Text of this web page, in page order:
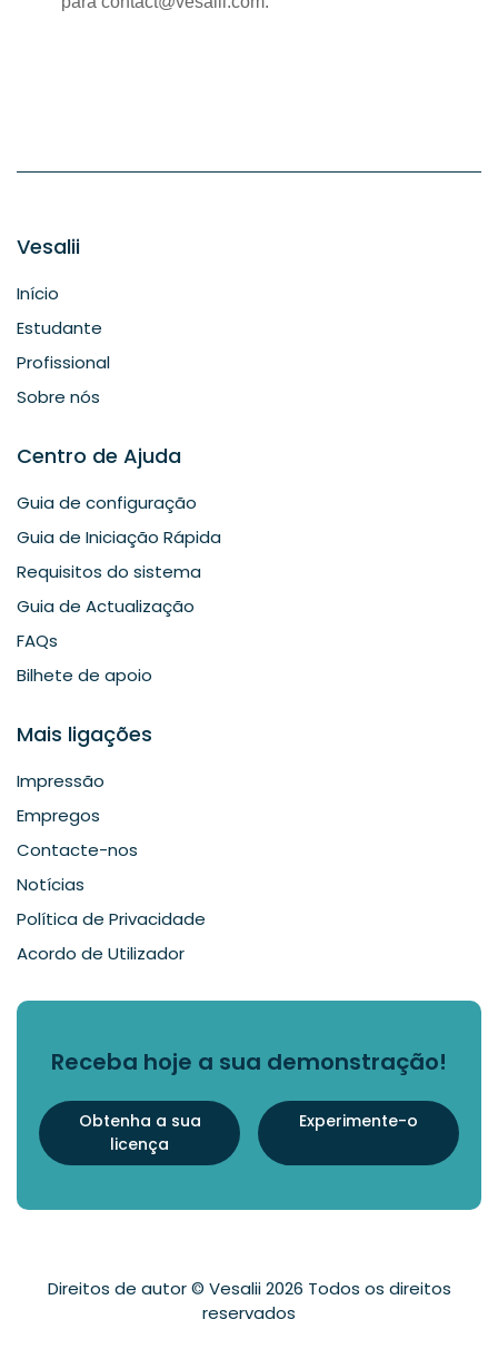
Vesalii
Início
Estudante
Profissional
Sobre nós
Centro de Ajuda
Guia de configuração
Guia de Iniciação Rápida
Requisitos do sistema
Guia de Actualização
FAQs
Bilhete de apoio
Mais ligações
Impressão
Empregos
Contacte-nos
Notícias
Política de Privacidade
Acordo de Utilizador
Receba hoje a sua demonstração!
Obtenha a sua
licença
Experimente-o
Direitos de autor © Vesalii 2026 Todos os direitos
reservados